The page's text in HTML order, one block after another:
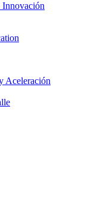
Innovación
Aceleración